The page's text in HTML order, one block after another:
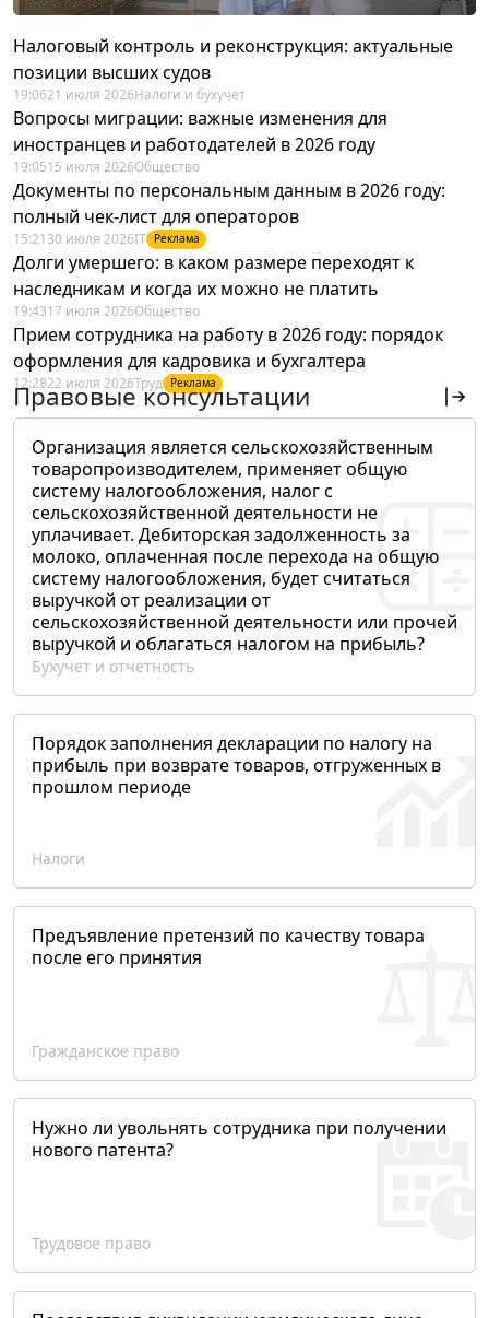
Налоговый контроль и реконструкция: актуальные
позиции высших судов
19:0621 июля 2026Налоги и бухучет
Вопросы миграции: важные изменения для
иностранцев и работодателей в 2026 году
19:0515 июля 2026Общество
Документы по персональным данным в 2026 году:
полный чек-лист для операторов
15:21 30 июля 2026IT Реклама
Долги умершего: в каком размере переходят к
наследникам и когда их можно не платить
19:4317 июля 2026Общество
Прием сотрудника на работу в 2026 году: порядок
оформления для кадровика и бухгалтера
12:2822 июля 2026Труд Реклама
Правовые консультации
Организация является сельскохозяйственным
товаропроизводителем, применяет общую
систему налогообложения, налог с
сельскохозяйственной деятельности не
уплачивает. Дебиторская задолженность за
молоко, оплаченная после перехода на общую
систему налогообложения, будет считаться
выручкой от реализации от
сельскохозяйственной деятельности или прочей
выручкой и облагаться налогом на прибыль?
Бухучет и отчетность
Порядок заполнения декларации по налогу на
прибыль при возврате товаров, отгруженных в
прошлом периоде
Налоги
Предъявление претензий по качеству товара
после его принятия
Гражданское право
Нужно ли увольнять сотрудника при получении
нового патента?
Трудовое право